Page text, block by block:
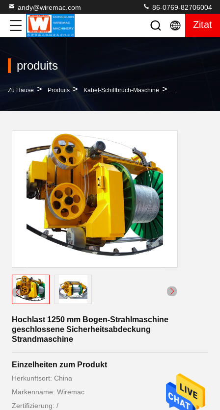
andy@wiremac.com 86-0769-82706004
Zitat
produits
Zu Hause > Produits > Kabel-Schiffbruch-Maschine >
Hochlast 1250 mm Bogen-Strahlmaschine
geschlossene Sicherheitsabdeckung
Strandmaschine
Einzelheiten zum Produkt
Herkunftsort: China
Markenname: Wiremac
Zertifizierung: /